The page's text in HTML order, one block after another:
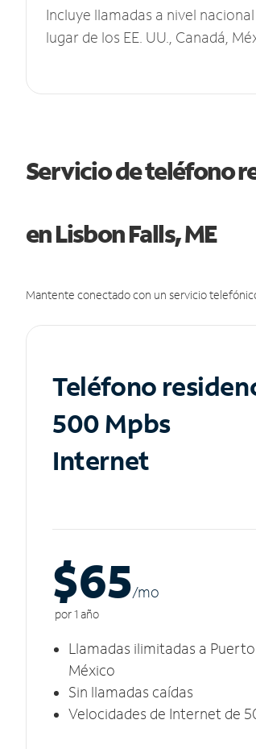
Incluye llamadas a nivel
lugar de los EE. UU., Canadá,
Servicio de teléfono
en Lisbon Falls, ME
Mantente conectado con un servicio
Teléfono
500 Mpbs
Internet
$65/mo
por 1 año
Llamadas ilimitadas a
México
Sin llamadas caídas
Velocidades de Internet de